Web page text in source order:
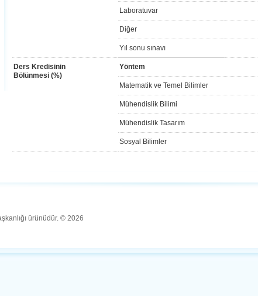
Laboratuvar
Diğer
Yıl sonu sınavı
Ders Kredisinin
Bölünmesi (%)
Yöntem
Matematik ve Temel Bilimler
Mühendislik Bilimi
Mühendislik Tasarım
Sosyal Bilimler
ürünüdür. © 2026